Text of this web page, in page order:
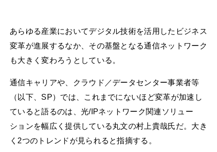
あらゆる産業においてデジタル技術を活用したビジネス
変革が進展するなか、その基盤となる通信ネットワーク
も大きく変わろうとしている。
通信キャリアや、クラウド／データセンター事業者等
（以下、SP）では、これまでにないほど変革が加速し
ていると語るのは、光/IPネットワーク関連ソリュー
ションを幅広く提供している丸文の村上貴哉氏だ。大き
く2つのトレンドが見られると指摘する。